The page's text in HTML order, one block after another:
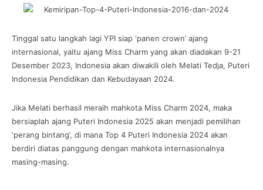
Tinggal satu langkah lagi YPI siap ‘panen crown’ ajang
internasional, yaitu ajang Miss Charm yang akan diadakan 9-21
Desember 2023, Indonesia akan diwakili oleh Melati Tedja, Puteri
Indonesia Pendidikan dan Kebudayaan 2024.
Jika Melati berhasil meraih mahkota Miss Charm 2024, maka
bersiaplah ajang Puteri Indonesia 2025 akan menjadi pemilihan
‘perang bintang’, di mana Top 4 Puteri Indonesia 2024 akan
berdiri diatas panggung dengan mahkota internasionalnya
masing-masing.